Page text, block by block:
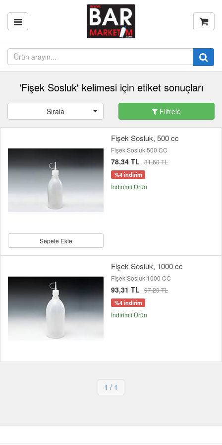
'Fişek Sosluk' kelimesi için etiket sonuçları
Sırala Filtrele
Sepete Ekle
Fişek Sosluk, 500 cc
Fişek Sosluk 500 CC
78,34 TL 81,60 TL
%4 indirim
İndirimli Ürün
Fişek Sosluk, 1000 cc
Fişek Sosluk 1000 CC
93,31 TL 97,20 TL
%4 indirim
İndirimli Ürün
1 / 1